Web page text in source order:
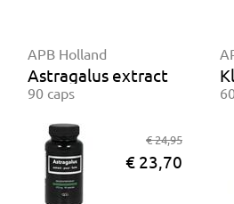
APB Holland
Astragalus extract puur
90 caps
€ 24,95
€ 23,70